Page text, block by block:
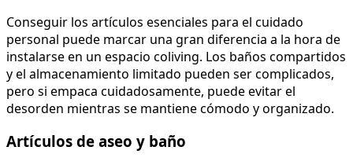
Conseguir los artículos esenciales para el cuidado
personal puede marcar una gran diferencia a la hora de
instalarse en un espacio coliving. Los baños compartidos
y el almacenamiento limitado pueden ser complicados,
pero si empaca cuidadosamente, puede evitar el
desorden mientras se mantiene cómodo y organizado.
Artículos de aseo y baño